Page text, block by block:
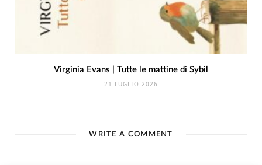
Virginia Evans | Tutte le mattine di Sybil
21 LUGLIO 2026
WRITE A COMMENT